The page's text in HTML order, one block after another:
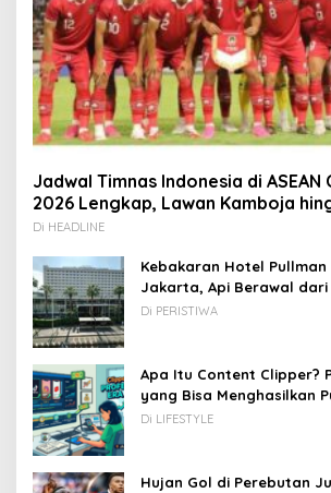
Jadwal Timnas Indonesia di ASEAN
2026 Lengkap, Lawan Kamboja
Di HEADLINE
Kebakaran Hotel
Jakarta, Api Berawal dari
Di PERISTIWA
Apa Itu Content Clipper?
yang Bisa Menghasilkan
Rupiah
Di LIFESTYLE
Hujan Gol di Perebutan